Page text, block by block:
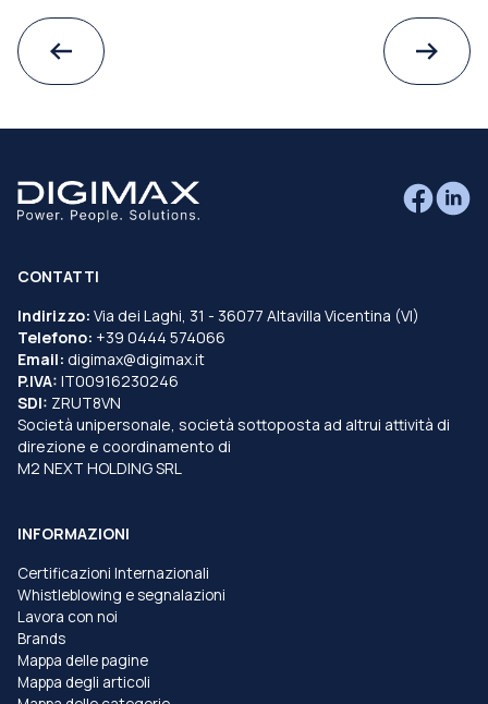
CONTATTI
Indirizzo: Via dei Laghi, 31 - 36077 Altavilla Vicentina (VI)
Telefono: +39 0444 574066
Email: digimax@digimax.it
P.IVA: IT00916230246
SDI: ZRUT8VN
Società unipersonale, società sottoposta ad altrui attività di
direzione e coordinamento di
M2 NEXT HOLDING SRL
INFORMAZIONI
Certificazioni Internazionali
Whistleblowing e segnalazioni
Lavora con noi
Brands
Mappa delle pagine
Mappa degli articoli